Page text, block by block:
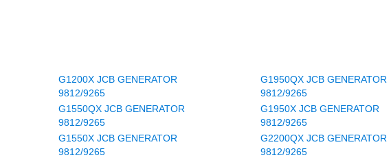
G1200X JCB GENERATOR
9812/9265
G1550QX JCB GENERATOR
9812/9265
G1550X JCB GENERATOR
9812/9265
G1950QX JCB GENERATOR
9812/9265
G1950X JCB GENERATOR
9812/9265
G2200QX JCB GENERATOR
9812/9265